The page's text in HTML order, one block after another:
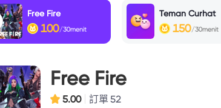
Free Fire
100/30menit
Teman Curhat
150/30menit
Free Fire
5.00 訂單 52